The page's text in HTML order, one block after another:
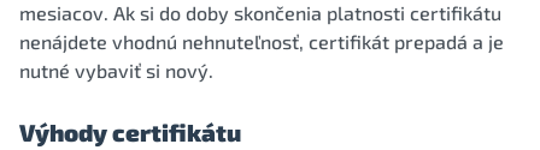
mesiacov. Ak si do doby skončenia platnosti certifikátu
nenájdete vhodnú nehnuteľnosť, certifikát prepadá a je
nutné vybaviť si nový.
Výhody certifikátu